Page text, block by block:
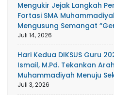
Mengukir Jejak Langkah
Fortasi SMA
Mengusung Semangat
Juli 14, 2026
Hari Kedua DIKSUS Guru
Ismail, M.Pd. Tekankan
Muhammadiyah Menuju
Juli 3, 2026